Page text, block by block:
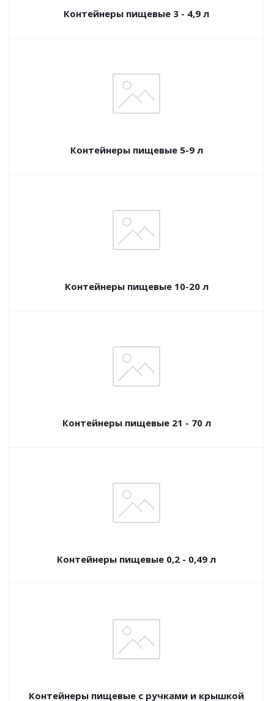
Контейнеры пищевые 3 - 4,9 л
Контейнеры пищевые 5-9 л
Контейнеры пищевые 10-20 л
Контейнеры пищевые 21 - 70 л
Контейнеры пищевые 0,2 - 0,49 л
Контейнеры пищевые с ручками и крышкой